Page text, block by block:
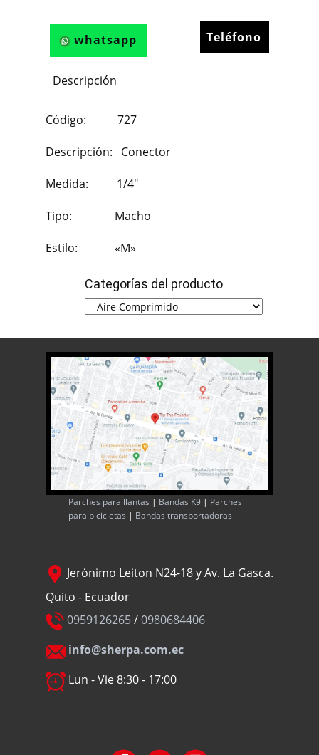
whatsapp Teléfono
Descripción
Código: 727
Descripción: Conector
Medida: 1/4″
Tipo: Macho
Estilo: «M»
Categorías del producto
Parches para llantas | Bandas K9 | Parches
para bicicletas | Bandas transportadoras
Jerónimo Leiton N24-18 y Av. La Gasca.
Quito - Ecuador
0959126265/0980684406
info@sherpa.com.ec
Lun - Vie 8:30 - 17:00